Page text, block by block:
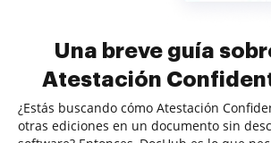
Una breve guía
Atestación
¿Estás buscando cómo Atestación
otras ediciones en un documento sin